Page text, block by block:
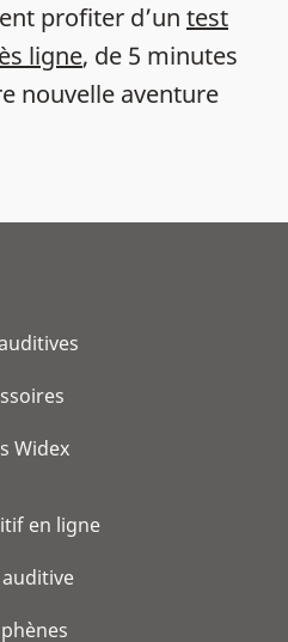
profiter d’un test
ligne, de 5 minutes
nouvelle aventure
Widex
en ligne